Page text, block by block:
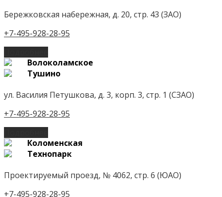
Бережковская набережная, д. 20, стр. 43 (ЗАО)
+7-495-928-28-95
Волоколамское
Тушино
ул. Василия Петушкова, д. 3, корп. 3, стр. 1 (СЗАО)
+7-495-928-28-95
Коломенская
Технопарк
Проектируемый проезд, № 4062, стр. 6 (ЮАО)
+7-495-928-28-95